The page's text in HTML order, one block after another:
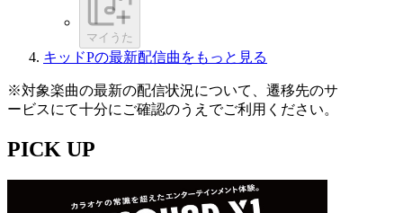
マイうた
キッドPの最新配信曲をもっと見る
※対象楽曲の最新の配信状況について、遷移先のサ
ービスにて十分にご確認のうえでご利用ください。
PICK UP